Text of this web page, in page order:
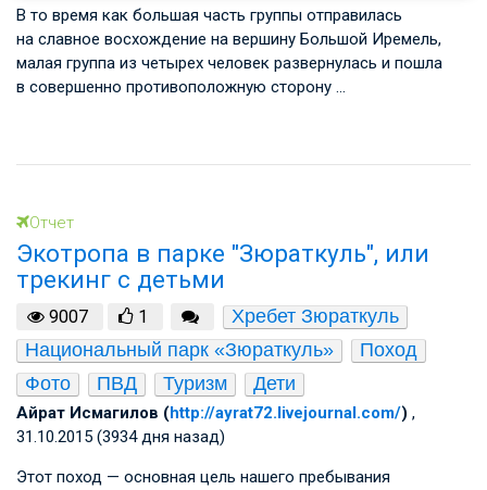
В то время как большая часть группы отправилась
на славное восхождение на вершину Большой Иремель,
малая группа из четырех человек развернулась и пошла
в совершенно противоположную сторону …
Отчет
Экотропа в парке "Зюраткуль", или
трекинг с детьми
9007 1
Хребет Зюраткуль
Национальный парк «Зюраткуль»
Поход
Фото
ПВД Туризм Дети
Айрат Исмагилов (http://ayrat72.livejournal.com/) ,
31.10.2015 (3934 дня назад)
Этот поход — основная цель нашего пребывания